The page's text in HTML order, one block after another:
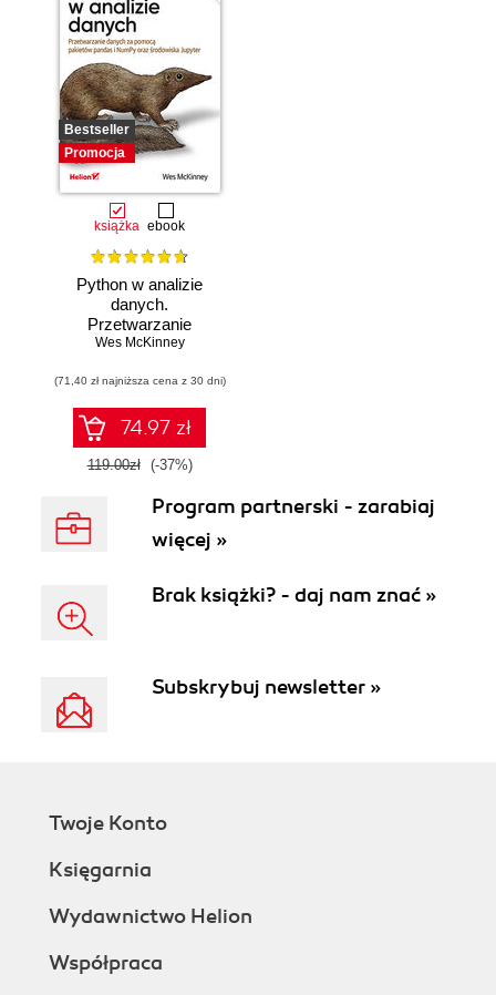
Bestseller
Promocja
książka ebook
Python w analizie
danych.
Przetwarzanie
danych za pomocą
NumPy oraz
środowiska
Jupyter. Wydanie
III
Wes McKinney
(71,40 zł najniższa cena z 30 dni)
74.97 zł
119.00zł (-37%)
Program partnerski - zarabiaj
więcej »
Brak książki? - daj nam znać »
Subskrybuj newsletter »
Twoje Konto
Księgarnia
Wydawnictwo Helion
Współpraca